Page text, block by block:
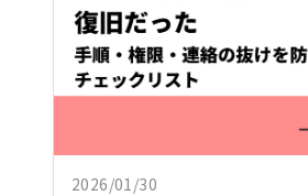
2026/01/30